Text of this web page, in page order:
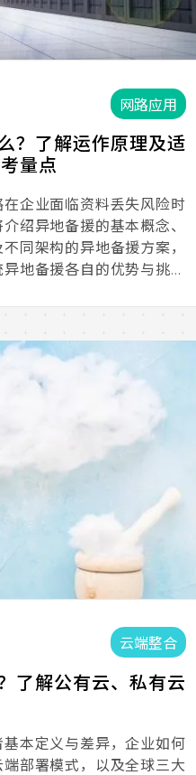
网路应用
？了解运作原理及适
量点
企业面临资料丢失风险时
绍异地备援的基本概念、
同架构的异地备援方案，
地备援各自的优势与挑
云端整合
了解公有云、私有云
本定义与差异，企业如何
部署模式，以及全球三大